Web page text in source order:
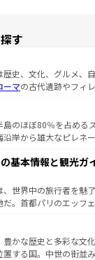
す
歴史、文化、グルメ、
ーマの古代遺跡やフィ
カーナの美しい田園風
然景観も見逃せない。
タなど、絶品のイタリ
るイタリアで、忘れら
イタリア情報は
島のほぼ80％を占める
沿岸から雄大なピレネ
くこの国では、情熱的
そして美味しいタパス
ドリードの洗練された
れた街角から、地方で
によって風土や気候が
性で訪れる人
覧を参照してほしい。
基本情報と観光ガ
、世界中の旅行者を魅
だ。首都パリのエッフ
魅力が詰まっている。
いビーチ、そして豊か
る。また、フランスは
豊かな歴史と多彩な文
置する国。中世の街並